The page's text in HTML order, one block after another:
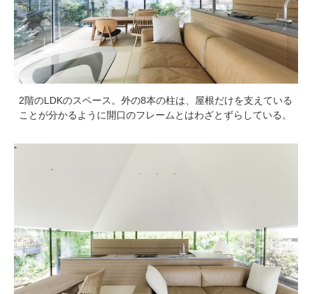
2階のLDKのスペース。外の8本の柱は、屋根だけを支えている
ことが分かるように開口のフレームとはわざとずらしている。